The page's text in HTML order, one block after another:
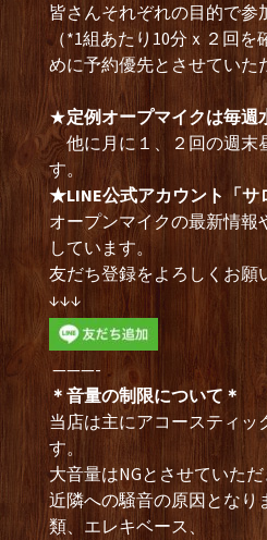
皆さんそれぞれの目的で参
（*1組あたり10分ｘ２回を
めに予約優先とさせていた
★定例オープマイクは毎週
他に月に１、２回の週末
す。
★LINE公式アカウント「サ
オープンマイクの最新情報
しています。
友だち登録をよろしくお願
↓↓↓
———-
＊音量の制限について＊
当店は主にアコースティッ
す。
大音量はNGとさせていただ
近隣への騒音の原因となり
類、エレキベース、